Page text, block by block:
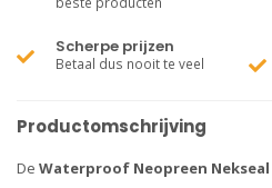
Scherpe prijzen
Betaal dus nooit te veel
Productomschrijving
De Waterproof Neopreen Nekseal